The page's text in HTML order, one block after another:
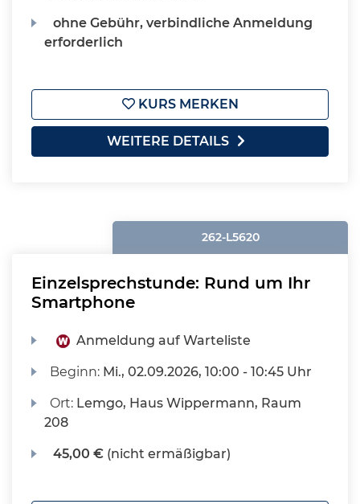
ohne Gebühr, verbindliche Anmeldung
erforderlich
KURS MERKEN
WEITERE DETAILS
262-L5620
Einzelsprechstunde: Rund um Ihr
Smartphone
Anmeldung auf Warteliste
Beginn: Mi., 02.09.2026, 10:00 - 10:45 Uhr
Ort: Lemgo, Haus Wippermann, Raum
208
45,00 € (nicht ermäßigbar)